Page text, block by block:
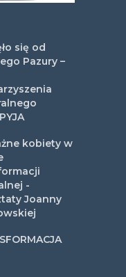
się od
Pazury –
kobiety w
-
Joanny